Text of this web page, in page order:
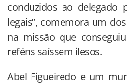
conduzidos ao delegado
legais”, comemora um
na missão que
reféns saíssem ilesos.
Abel Figueiredo e um